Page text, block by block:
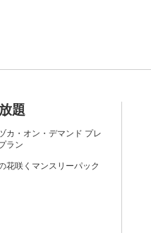
題
カ・オン・デマンド プレ
ラン
花咲くマンスリーパック